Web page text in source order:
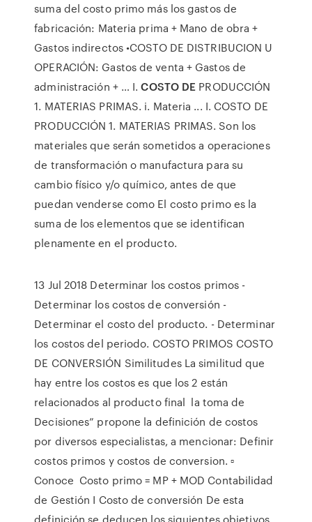
suma del costo primo más los gastos de
fabricación: Materia prima + Mano de obra +
Gastos indirectos •COSTO DE DISTRIBUCION U
OPERACIÓN: Gastos de venta + Gastos de
administración + … I.COSTO DE PRODUCCIÓN
1. MATERIAS PRIMAS. i. Materia ... I. COSTO DE
PRODUCCIÓN 1. MATERIAS PRIMAS. Son los
materiales que serán sometidos a operaciones
de transformación o manufactura para su
cambio físico y/o químico, antes de que
puedan venderse como El costo primo es la
suma de los elementos que se identifican
plenamente en el producto.
13 Jul 2018 Determinar los costos primos -
Determinar los costos de conversión -
Determinar el costo del producto. - Determinar
los costos del periodo. COSTO PRIMOS COSTO
DE CONVERSIÓN Similitudes La similitud que
hay entre los costos es que los 2 están
relacionados al producto final la toma de
Decisiones” propone la definición de costos
por diversos especialistas, a mencionar: Definir
costos primos y costos de conversion. ▫
Conoce Costo primo = MP + MOD Contabilidad
de Gestión I Costo de conversión De esta
definición se deducen los siguientes objetivos